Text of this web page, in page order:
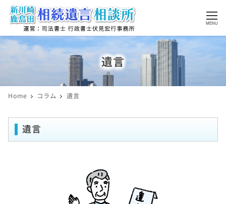
MENU
遺言
Home コラム 遺言
遺言